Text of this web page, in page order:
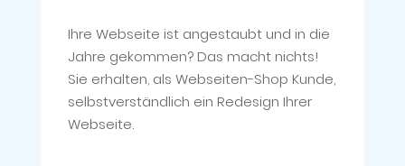
Ihre Webseite ist angestaubt und in die
Jahre gekommen? Das macht nichts!
Sie erhalten, als Webseiten-Shop Kunde,
selbstverständlich ein Redesign Ihrer
Webseite.